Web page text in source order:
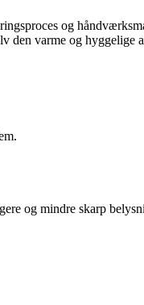
og
den varme og hyggelige
og mindre skarp